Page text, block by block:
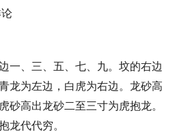
一、三、五、七、九。坟的右边
龙为左边，白虎为右边。龙砂高
砂高出龙砂二至三寸为虎抱龙。
龙代代穷。